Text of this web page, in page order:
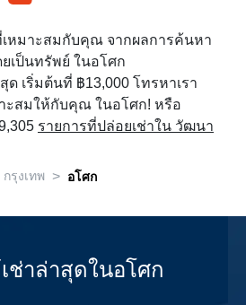
หมาะสมกับคุณ จากผลการค้นหา
เป็นทรัพย์ ในอโศก
เริ่มต้นที่ ฿13,000 โทรหาเรา
ะสมให้กับคุณ ในอโศก! หรือ
รายการที่ปล่อยเช่าใน วัฒนา
กรุงเทพ > อโศก
ช่าล่าสุดในอโศก